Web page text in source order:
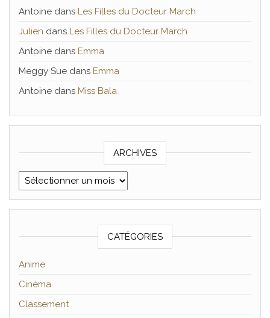
Antoine dans Les Filles du Docteur March
Julien dans Les Filles du Docteur March
Antoine dans Emma
Meggy Sue dans Emma
Antoine dans Miss Bala
ARCHIVES
Archives
CATÉGORIES
Anime
Cinéma
Classement